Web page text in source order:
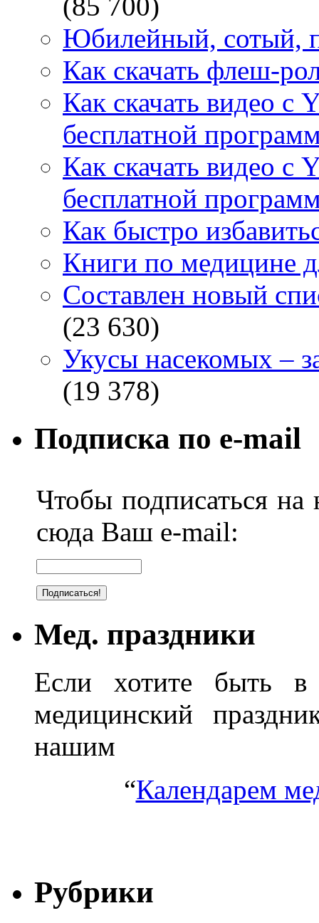
(85 700)
Юбилейный, сотый,
Как скачать флеш-
Как скачать видео с
бесплатной
Как скачать видео с
бесплатной
Как быстро
Книги по медицине
Составлен новый
(23 630)
Укусы насекомых –
(19 378)
Подписка по e-mail
Чтобы подписаться на
сюда Ваш e-mail:
Мед. праздники
Если хотите быть в
медицинский
нашим
“Календарем
Рубрики